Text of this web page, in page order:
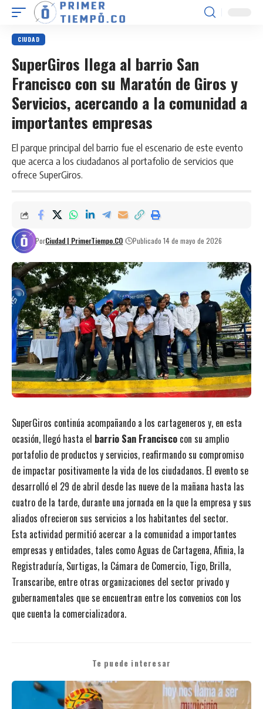
CIUDAD
SuperGiros llega al barrio San
Francisco con su Maratón de Giros y
Servicios, acercando a la comunidad a
importantes empresas
El parque principal del barrio fue el escenario de este evento
que acerca a los ciudadanos al portafolio de servicios que
ofrece SuperGiros.
PorCiudad | PrimerTiempo.CO Publicado 14 de mayo de 2026
SuperGiros continúa acompañando a los cartageneros y, en esta
ocasión, llegó hasta el barrio San Francisco con su amplio
portafolio de productos y servicios, reafirmando su compromiso
de impactar positivamente la vida de los ciudadanos. El evento se
desarrolló el 29 de abril desde las nueve de la mañana hasta las
cuatro de la tarde, durante una jornada en la que la empresa y sus
aliados ofrecieron sus servicios a los habitantes del sector.
Esta actividad permitió acercar a la comunidad a importantes
empresas y entidades, tales como Aguas de Cartagena, Afinia, la
Registraduría, Surtigas, la Cámara de Comercio, Tigo, Brilla,
Transcaribe, entre otras organizaciones del sector privado y
gubernamentales que se encuentran entre los convenios con los
que cuenta la comercializadora.
Te puede interesar